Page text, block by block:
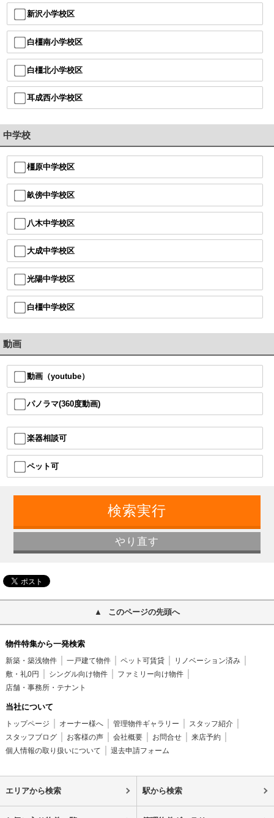
新沢小学校区
白橿南小学校区
白橿北小学校区
耳成西小学校区
中学校
橿原中学校区
畝傍中学校区
八木中学校区
大成中学校区
光陽中学校区
白橿中学校区
動画
動画（youtube）
パノラマ(360度動画)
楽器相談可
ペット可
このページの先頭へ
物件特集から一発検索
新築・築浅物件 一戸建て物件 ペット可賃貸
リノベーション済み
敷・礼0円
シングル向け物件
ファミリー向け物件
店舗・事務所・テナント
当社について
トップページ オーナー様へ 管理物件ギャラリー
スタッフ紹介
スタッフブログ
お客様の声 会社概要 お問合せ
来店予約
個人情報の取り扱いについて
退去申請フォーム
エリアから検索 駅から検索